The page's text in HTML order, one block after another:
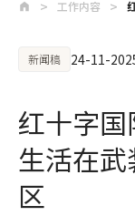
工作内容
新闻稿 24-11-
红十字
生活在
区